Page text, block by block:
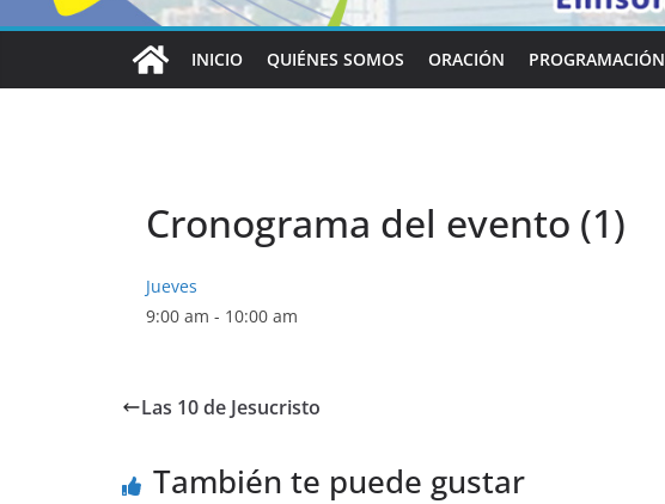
INICIO QUIÉNES SOMOS ORACIÓN PROGRAMACIÓN
Cronograma del evento (1)
Jueves
9:00 am - 10:00 am
Las 10 de Jesucristo
También te puede gustar